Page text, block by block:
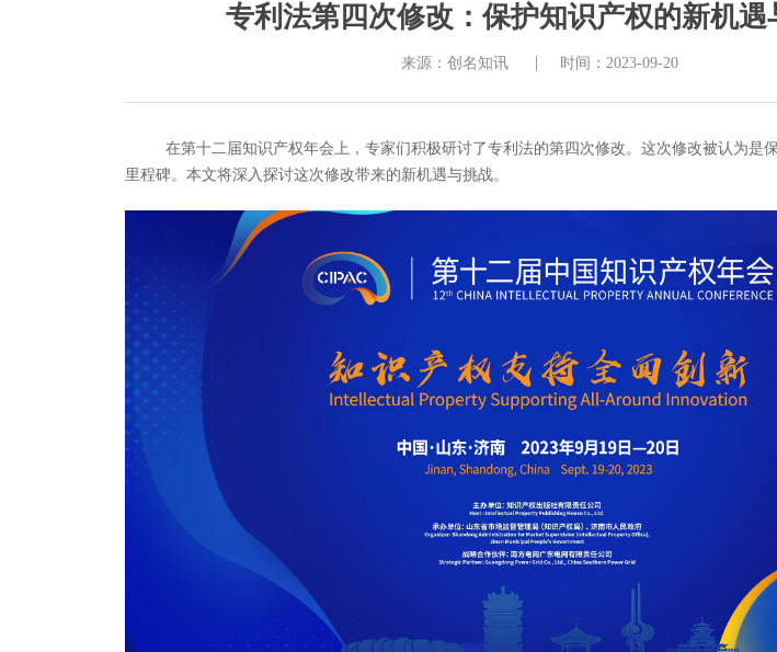
专利法第四次修改：保护知识产权的新机遇
来源：创名知讯 | 时间：2023-09-20
在第十二届知识产权年会上，专家们积极研讨了专利法的第四次修改。这次修改被认为是
里程碑。本文将深入探讨这次修改带来的新机遇与挑战。